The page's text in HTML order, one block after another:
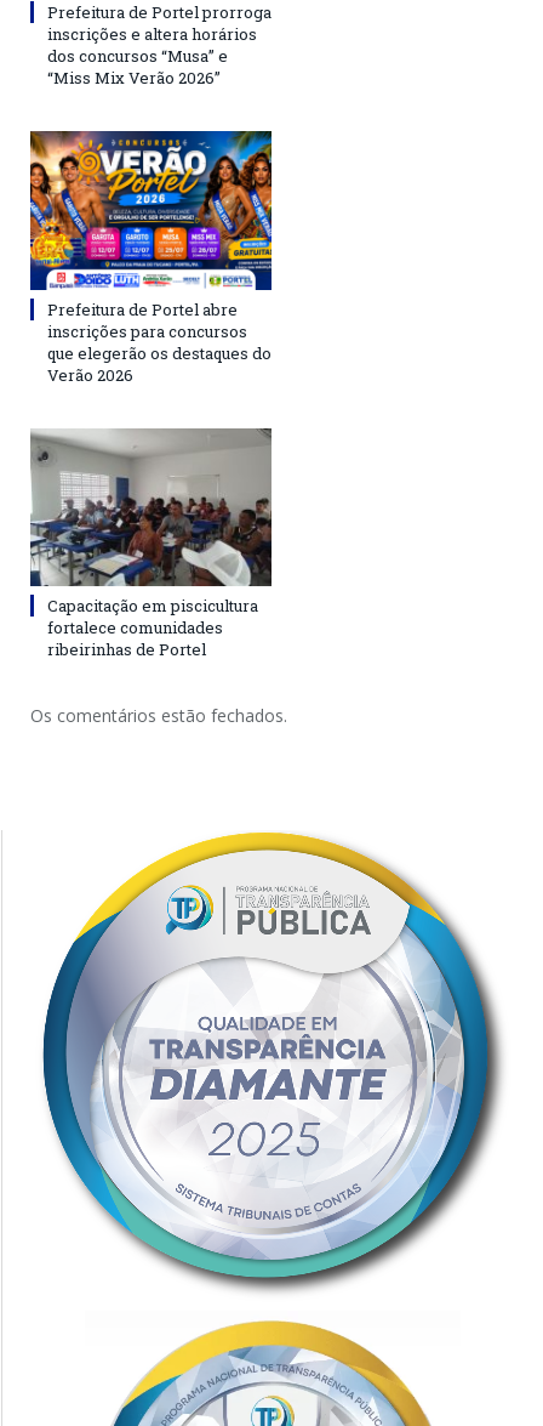
Prefeitura de Portel prorroga
inscrições e altera horários
dos concursos “Musa” e
“Miss Mix Verão 2026”
Prefeitura de Portel abre
inscrições para concursos
que elegerão os destaques do
Verão 2026
Capacitação em piscicultura
fortalece comunidades
ribeirinhas de Portel
Os comentários estão fechados.